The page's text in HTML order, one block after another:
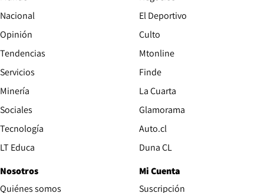
Nacional
Opinión
Tendencias
Servicios
Minería
Sociales
Tecnología
LT Educa
El Deportivo
Culto
Mtonline
Finde
La Cuarta
Glamorama
Auto.cl
Duna CL
Nosotros
Quiénes somos
Mi Cuenta
Suscripción